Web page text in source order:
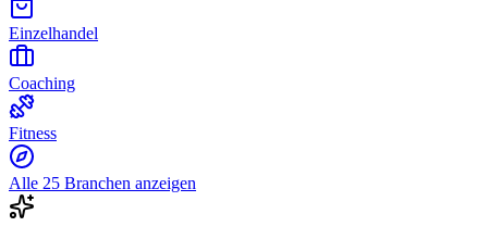
Einzelhandel
Coaching
Fitness
Alle 25 Branchen anzeigen